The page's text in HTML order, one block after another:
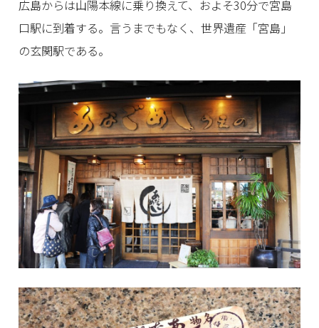
広島からは山陽本線に乗り換えて、およそ30分で宮島
口駅に到着する。言うまでもなく、世界遺産「宮島」
の玄関駅である。